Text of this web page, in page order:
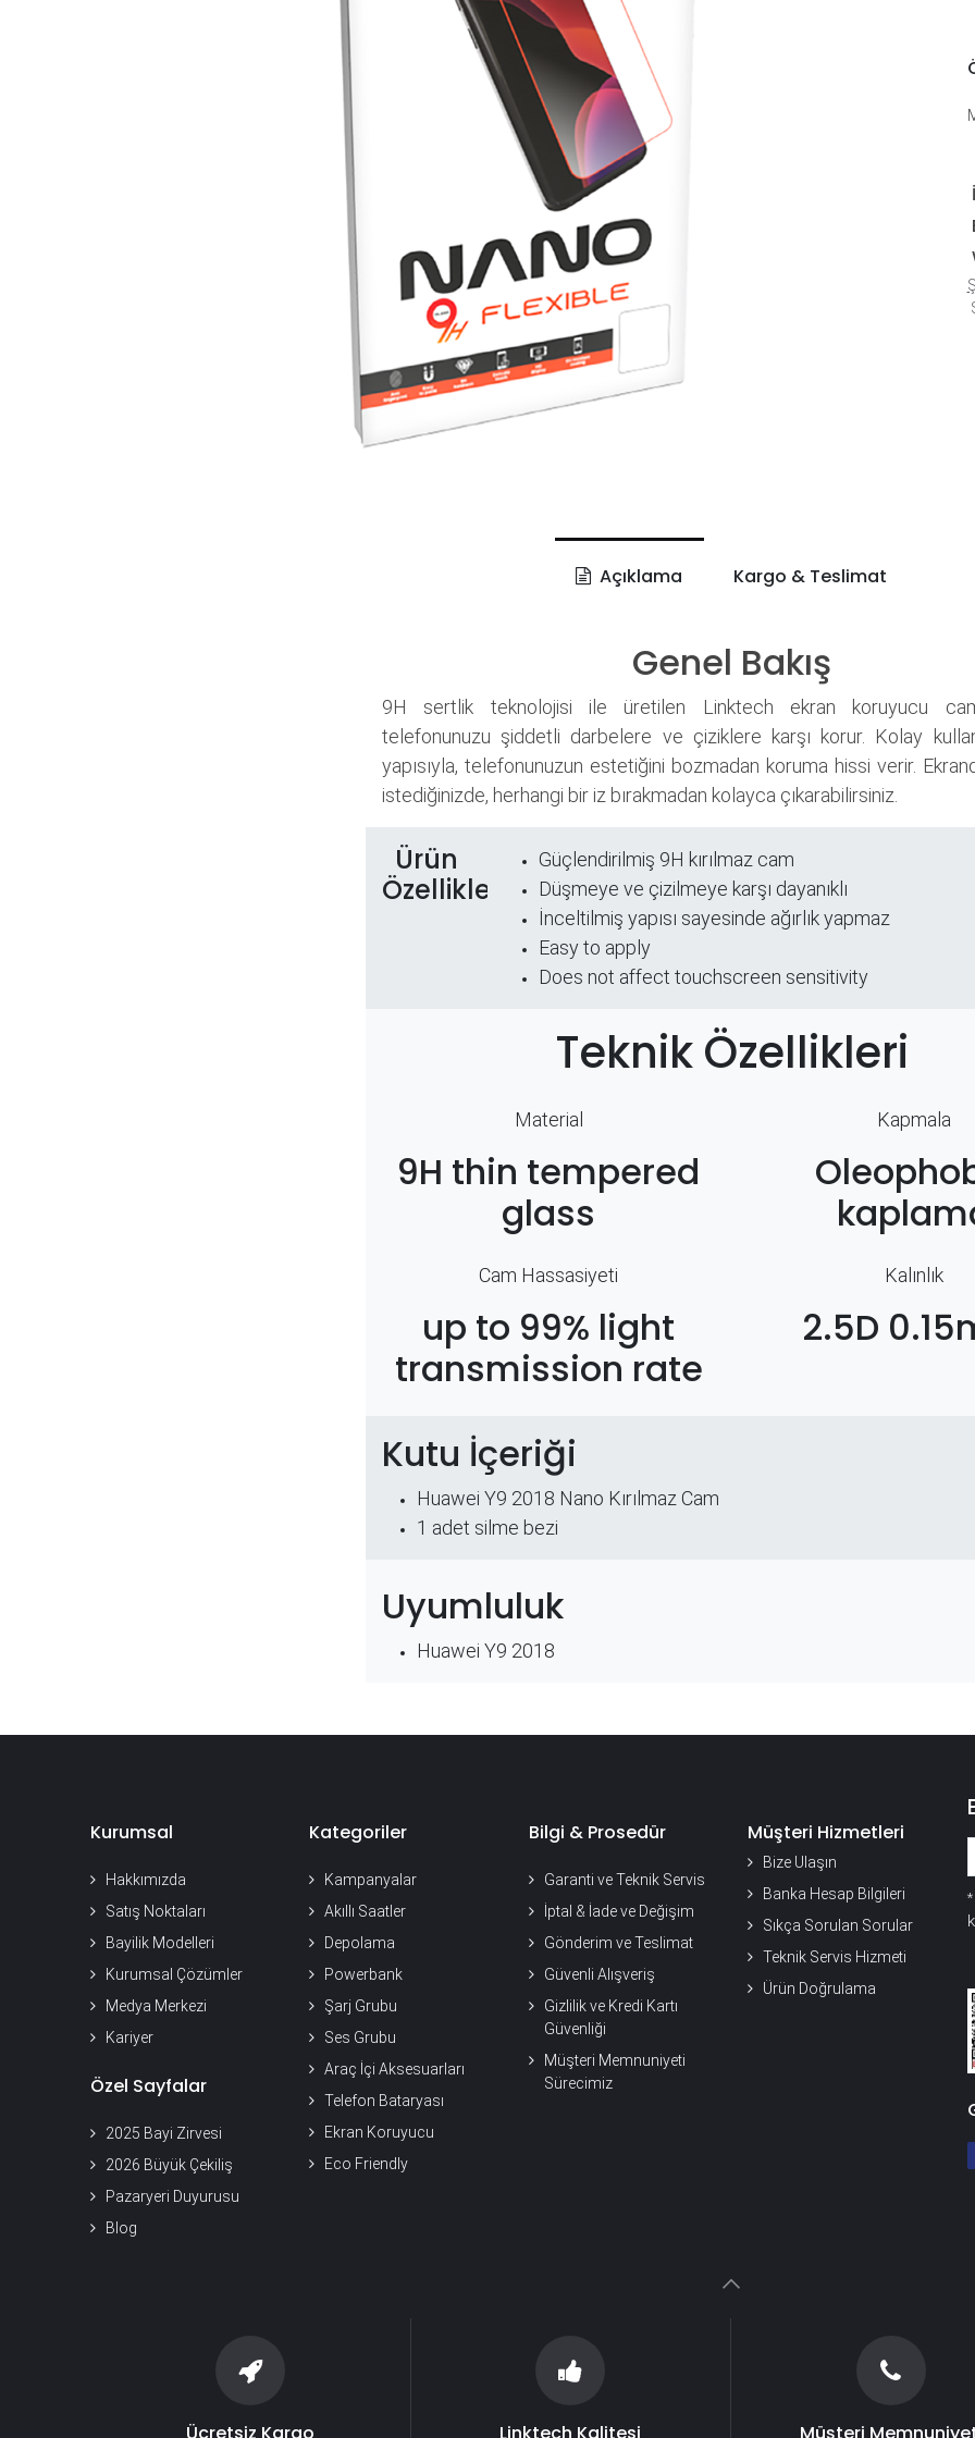
Açıklama Kargo & Teslimat
Genel Bakış
9H sertlik teknolojisi ile üretilen Linktech ekran koruyucu
telefonunuzu şiddetli darbelere ve çiziklere karşı korur. Kolay
yapısıyla, telefonunuzun estetiğini bozmadan koruma hissi verir.
istediğinizde, herhangi bir iz bırakmadan kolayca çıkarabilirsiniz.
Ürün
Özellikleri
Güçlendirilmiş 9H kırılmaz cam
Düşmeye ve çizilmeye karşı dayanıklı
İnceltilmiş yapısı sayesinde ağırlık yapmaz
Easy to apply
Does not affect touchscreen sensitivity
Teknik Özellikleri
Material
9H thin tempered
glass
Kapmala
Cam Hassasiyeti
up to 99% light
transmission rate
Kalınlık
2.5D
Kutu İçeriği
Huawei Y9 2018 Nano Kırılmaz Cam
​1 adet silme bezi
Uyumluluk
Huawei Y9 2018
Kurumsal
Hakkımızda
Satış Noktaları
Bayilik Modelleri
Kurumsal Çözümler
Medya Merkezi
Kariyer
Özel Sayfalar
2025 Bayi Zirvesi
2026 Büyük Çekiliş
Pazaryeri Duyurusu
Blog
Kategoriler
Kampanyalar
Akıllı Saatler
Depolama
Powerbank
Şarj Grubu
Ses Grubu
Araç İçi Aksesuarları
Telefon Bataryası
Ekran Koruyucu
Eco Friendly
Bilgi & Prosedür
Garanti ve Teknik Servis
İptal & İade ve Değişim
Gönderim ve Teslimat
Güvenli Alışveriş
Gizlilik ve Kredi Kartı
Güvenliği
Müşteri Memnuniyeti
Sürecimiz
Müşteri Hizmetleri
Bize Ulaşın
Banka Hesap Bilgileri
Sıkça Sorulan Sorular
Teknik Servis Hizmeti
Ürün Doğrulama
*